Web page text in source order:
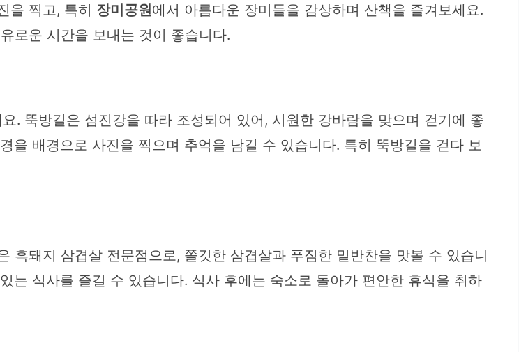
을 찍고, 특히 장미공원에서 아름다운 장미들을 감상하며 산책을 즐겨보세요.
로운 시간을 보내는 것이 좋습니다.
. 뚝방길은 섬진강을 따라 조성되어 있어, 시원한 강바람을 맞으며 걷기에 좋
을 배경으로 사진을 찍으며 추억을 남길 수 있습니다. 특히 뚝방길을 걷다 보
흑돼지 삼겹살 전문점으로, 쫄깃한 삼겹살과 푸짐한 밑반찬을 맛볼 수 있습니
는 식사를 즐길 수 있습니다. 식사 후에는 숙소로 돌아가 편안한 휴식을 취하